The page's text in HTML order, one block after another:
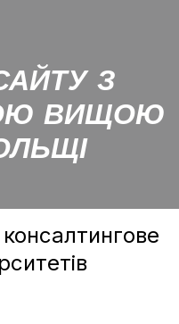
З
ВИЩОЮ